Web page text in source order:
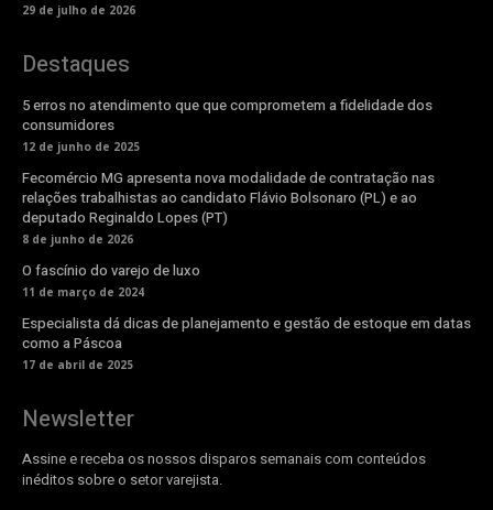
29 de julho de 2026
Destaques
5 erros no atendimento que que comprometem a fidelidade dos
consumidores
12 de junho de 2025
Fecomércio MG apresenta nova modalidade de contratação nas
relações trabalhistas ao candidato Flávio Bolsonaro (PL) e ao
deputado Reginaldo Lopes (PT)
8 de junho de 2026
O fascínio do varejo de luxo
11 de março de 2024
Especialista dá dicas de planejamento e gestão de estoque em datas
como a Páscoa
17 de abril de 2025
Newsletter
Assine e receba os nossos disparos semanais com conteúdos
inéditos sobre o setor varejista.